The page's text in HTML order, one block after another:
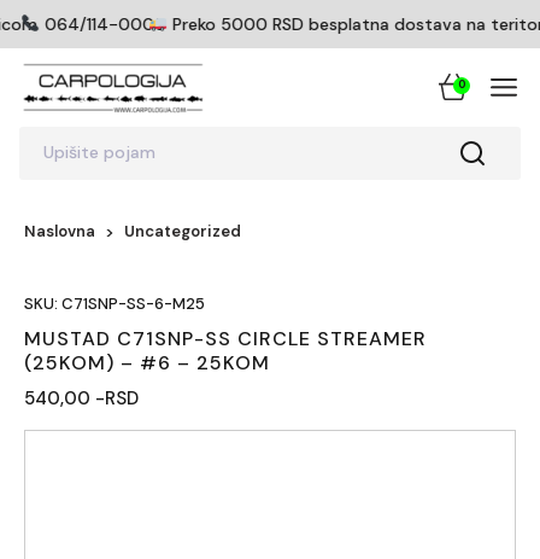
064/114-0005Preko 5000 RSD besplatna dostava na
Upišite pojam
0
Naslovna Uncategorized
SKU: C71SNP-SS-6-M25
MUSTAD C71SNP-SS CIRCLE STREAMER
(25KOM) – #6 – 25KOM
540,00 -RSD